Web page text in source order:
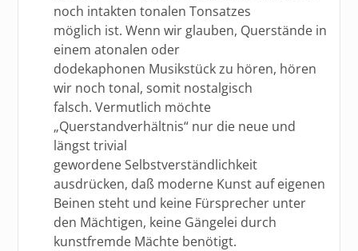
noch intakten tonalen Tonsatzes
möglich ist. Wenn wir glauben, Querstände in
einem atonalen oder
dodekaphonen Musikstück zu hören, hören
wir noch tonal, somit nostalgisch
falsch. Vermutlich möchte
„Querstandverhältnis“ nur die neue und
längst trivial
gewordene Selbstverständlichkeit
ausdrücken, daß moderne Kunst auf eigenen
Beinen steht und keine Fürsprecher unter
den Mächtigen, keine Gängelei durch
kunstfremde Mächte benötigt.